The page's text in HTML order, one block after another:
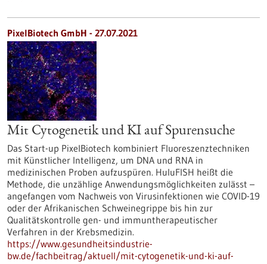
PixelBiotech GmbH - 27.07.2021
Mit Cytogenetik und KI auf Spurensuche
Das Start-up PixelBiotech kombiniert Fluoreszenztechniken
mit Künstlicher Intelligenz, um DNA und RNA in
medizinischen Proben aufzuspüren. HuluFISH heißt die
Methode, die unzählige Anwendungsmöglichkeiten zulässt –
angefangen vom Nachweis von Virusinfektionen wie COVID-19
oder der Afrikanischen Schweinegrippe bis hin zur
Qualitätskontrolle gen- und immuntherapeutischer
Verfahren in der Krebsmedizin.
https://www.gesundheitsindustrie-
bw.de/fachbeitrag/aktuell/mit-cytogenetik-und-ki-auf-